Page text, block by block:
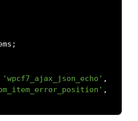
;
'wpcf7_ajax_json_echo' ,
,